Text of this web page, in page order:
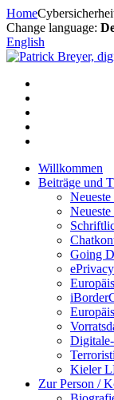
Zum
Inhalt
springen
Home
Change language:
English
Willkommen
Beiträge und
Going
Kieler
Zur Person /